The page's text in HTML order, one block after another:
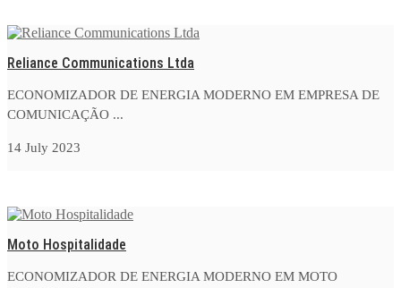
Reliance Communications Ltda
ECONOMIZADOR DE ENERGIA MODERNO EM EMPRESA DE
COMUNICAÇÃO ...
14 July 2023
Moto Hospitalidade
ECONOMIZADOR DE ENERGIA MODERNO EM MOTO